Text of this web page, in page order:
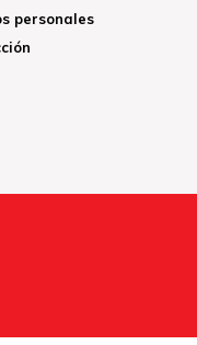
personales